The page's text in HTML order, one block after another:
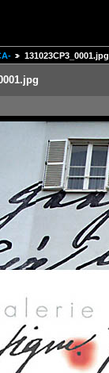
131023CP3_0001.jpg